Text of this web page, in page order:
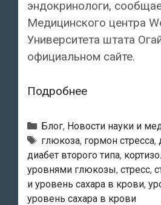
эндокринологи,
Медицинского центра
Университета штата
официальном сайте.
ПодробнееСтресс
уровень
сахара
в
крови
Рубрики
Блог, Новости науки и
Тэги
глюкоза, гормон стресса,
диабет второго типа,
уровнями глюкозы, стресс,
и уровень сахара в крови,
уровень сахара в крови